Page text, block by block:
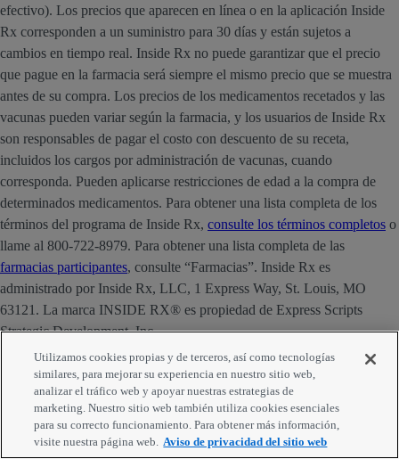
efectivo). Los precios que aparecen en línea o en la aplicación Inside
Rx corresponden a un suministro para 30 días y están sujetos a
cambios en tiempo real. Inside Rx no puede garantizar que el precio
que pague en la farmacia será siempre el mismo precio que se muestra
antes de su compra. Los precios de los medicamentos recetados y las
vacunas pueden variar según la farmacia, y los usuarios de Inside Rx
son responsables de pagar el costo con descuento de su receta,
incluidos los cargos por administración de vacunas, cuando
corresponda. Pueden aplicarse restricciones de edad a la compra de
determinados medicamentos. Para obtener una lista completa de los
términos del programa de Inside Rx, consulte los términos completos o
llame al 800-722-8979. Para obtener una lista completa de las
farmacias participantes, consulte “Farmacias”. Inside Rx es
administrado por Inside Rx, LLC, 1 Express Way, St. Louis, MO
63121. La marca INSIDE RX® es propiedad de Express Scripts
Strategic Development, Inc.
Términos adicionales acerca de la información sobre drogas
prescritas que aparece en este sitio y es provista por First
Databank, Inc.:La información contenida en las bases de datos de
First Databank (FDB) es intencionada a suplementar el conocimiento
de médicos, farmacéuticos y otros profesionales de la salud con
Utilizamos cookies propias y de terceros, así como tecnologías
similares, para mejorar su experiencia en nuestro sitio web,
analizar el tráfico web y apoyar nuestras estrategias de
marketing. Nuestro sitio web también utiliza cookies esenciales
para su correcto funcionamiento. Para obtener más información,
visite nuestra página web. Aviso de privacidad del sitio web